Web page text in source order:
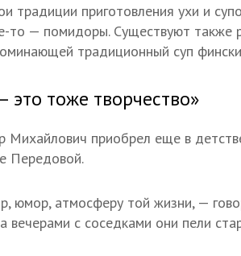
традиции приготовления ухи и
то — помидоры. Существуют также
традиционный суп
это тоже творчество»
Михайлович приобрел еще в
Передовой.
юмор, атмосферу той жизни, —
с соседками они пели